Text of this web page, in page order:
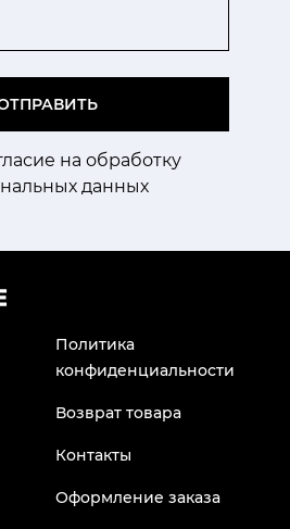
на обработку
данных
Политика
конфиденциальности
Возврат товара
Контакты
Оформление заказа